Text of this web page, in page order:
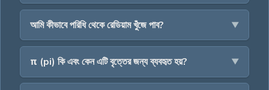
আমি কীভাবে পরিধি থেকে রেডিয়াম খুঁজে পাব?
π (pi) কি এবং কেন এটি বৃত্তের জন্য ব্যবহৃত হয়?